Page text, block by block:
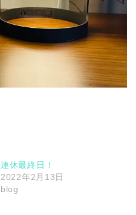
連休最終日！
2022年2月13日
blog